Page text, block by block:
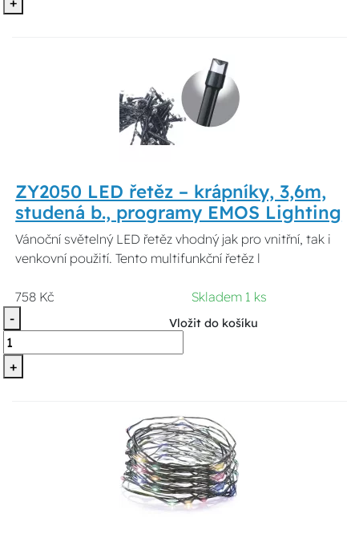
ZY2050 LED řetěz – krápníky, 3,6m,
studená b., programy EMOS Lighting
Vánoční světelný LED řetěz vhodný jak pro vnitřní, tak i
venkovní použití. Tento multifunkční řetěz l
758 Kč
Skladem 1 ks
-
+
Vložit do košíku